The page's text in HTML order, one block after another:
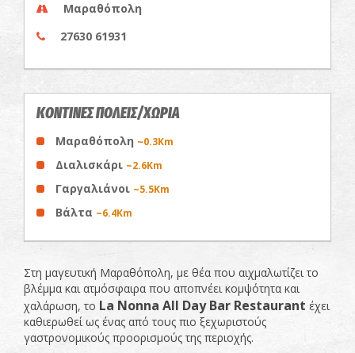
Μαραθόπολη
27630 61931
ΚΟΝΤΙΝΕΣ ΠΟΛΕΙΣ/ΧΩΡΙΑ
Μαραθόπολη ~0.3Km
Διαλισκάρι ~2.6Km
Γαργαλιάνοι ~5.5Km
Βάλτα ~6.4Km
Στη μαγευτική Μαραθόπολη, με θέα που αιχμαλωτίζει το
βλέμμα και ατμόσφαιρα που αποπνέει κομψότητα και
χαλάρωση, το La Nonna All Day Bar Restaurant έχει
καθιερωθεί ως ένας από τους πιο ξεχωριστούς
γαστρονομικούς προορισμούς της περιοχής.